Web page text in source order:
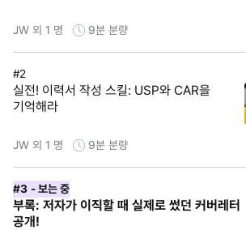
JW 외 1 명 9분 분량
#2
실전! 이력서 작성 스킬: USP와 CAR을
기억해라
JW 외 1 명 9분 분량
#3 - 보는 중
부록: 저자가 이직할 때 실제로 썼던 커버레터
공개!